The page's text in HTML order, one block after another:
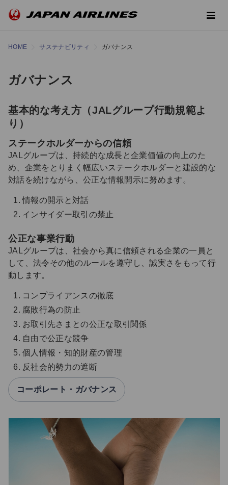
HOME サステナビリティ ガバナンス
ガバナンス
基本的な考え方（JALグループ行動規範よ
り）
ステークホルダーからの信頼
JALグループは、持続的な成長と企業価値の向上のた
め、企業をとりまく幅広いステークホルダーと建設的な
対話を続けながら、公正な情報開示に努めます。
情報の開示と対話
インサイダー取引の禁止
公正な事業行動
JALグループは、社会から真に信頼される企業の一員と
して、法令その他のルールを遵守し、誠実さをもって行
動します。
コンプライアンスの徹底
腐敗行為の防止
お取引先さまとの公正な取引関係
自由で公正な競争
個人情報・知的財産の管理
反社会的勢力の遮断
コーポレート・ガバナンス